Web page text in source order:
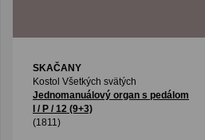
SKAČANY
Kostol Všetkých svätých
Jednomanuálový organ s pedálom
I / P / 12 (9+3)
(1811)